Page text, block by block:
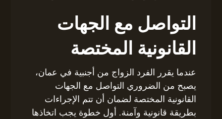
التواصل مع الجهات
القانونية المختصة
عندما يقرر الفرد الزواج من أجنبية في عمان،
يصبح من الضروري التواصل مع الجهات
القانونية المختصة لضمان أن تتم الإجراءات
بطريقة قانونية وآمنة. أول خطوة يجب اتخاذها